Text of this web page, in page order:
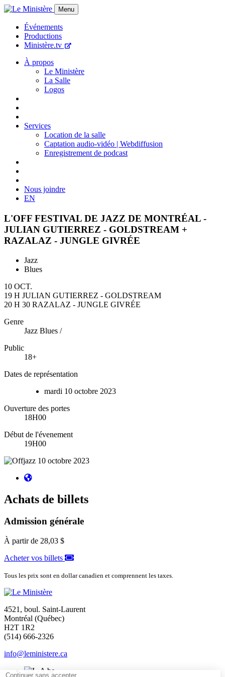
Menu
Événements
Productions
Ministère.tv
À propos
Le Ministère
La Salle
Logos
Services
Location de la salle
Captation audio-vidéo | Webdiffusion
Enregistrement de podcast
Nous joindre
EN
L'OFF FESTIVAL DE JAZZ DE MONTRÉAL -
JULIAN GUTIERREZ - GOLDSTREAM +
RAZALAZ - JUNGLE GIVRÉE
Jazz
Blues
10 OCT.
19 H JULIAN GUTIERREZ - GOLDSTREAM
20 H 30 RAZALAZ - JUNGLE GIVRÉE
Genre
Jazz Blues /
Public
18+
Dates de représentation
mardi 10 octobre 2023
Ouverture des portes
18H00
Début de l'évenement
19H00
Achats de billets
Admission générale
À partir de 28,03 $
Acheter vos billets
Tous les prix sont en dollar canadien et comprennent les taxes.
4521, boul. Saint-Laurent
Montréal (Québec)
H2T 1R2
(514) 666-2326
info@leministere.ca